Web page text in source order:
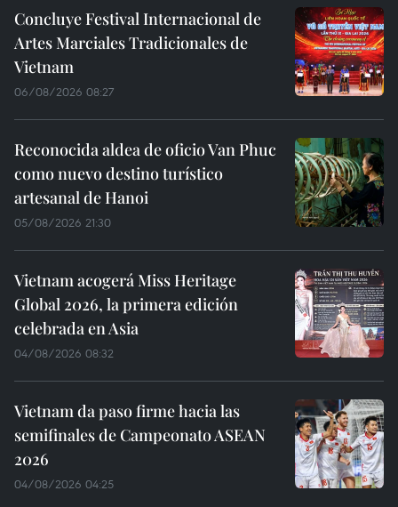
Concluye Festival Internacional de
Artes Marciales Tradicionales de
Vietnam
06/08/2026 08:27
Reconocida aldea de oficio Van Phuc
como nuevo destino turístico
artesanal de Hanoi
05/08/2026 21:30
Vietnam acogerá Miss Heritage
Global 2026, la primera edición
celebrada en Asia
04/08/2026 08:32
Vietnam da paso firme hacia las
semifinales de Campeonato ASEAN
2026
04/08/2026 04:25